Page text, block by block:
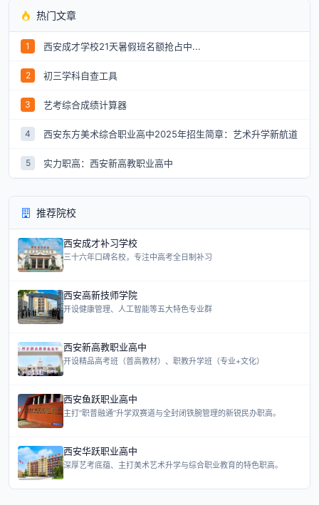
热门文章
1 西安成才学校21天暑假班名额抢占中...
2 初三学科自查工具
3 艺考综合成绩计算器
4 西安东方美术综合职业高中2025年招生简章：艺术升学新航道
5 实力职高：西安新高教职业高中
推荐院校
西安成才补习学校
三十六年口碑名校，专注中高考全日制补习
西安高新技师学院
开设健康管理、人工智能等五大特色专业群
西安新高教职业高中
开设精品高考班（普高教材）、职教升学班（专业+文化）
西安鱼跃职业高中
主打“职普融通”升学双赛道与全封闭铁腕管理的新锐民办职高。
西安华跃职业高中
深厚艺考底蕴、主打美术艺术升学与综合职业教育的特色职高。